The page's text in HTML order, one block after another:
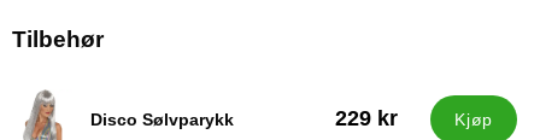
Tilbehør
Disco Sølvparykk
Varenummer 10861 229 kr Kjøp